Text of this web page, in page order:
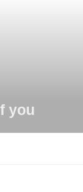
you